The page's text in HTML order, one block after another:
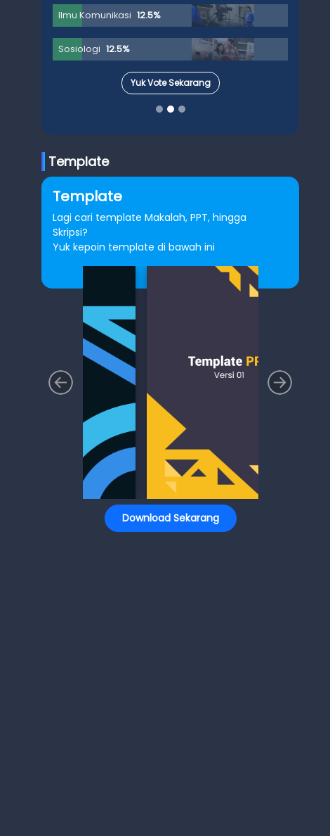
Ilmu Komunikasi 12.5%
Sosiologi 12.5%
Yuk Vote Sekarang
Template
Template
Lagi cari template Makalah, PPT, hingga
Skripsi?
Yuk kepoin template di bawah ini
Download Sekarang